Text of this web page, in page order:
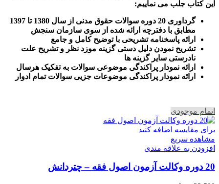
این کتاب جلب می نماییم:
گرداوری 20 دوره سوالات حقوق مدنی از سال 1380 تا 1397
مطابق با دفترچه ارائه شده از سوی سازمان سنجش
ارائه پاسخنامه تشریحی با توضیح کامل و جامع
تشریح نمودن دلیل دستی گزینه موزد نظر و تشریح علت
نادرستی سایر گزینه ها
ارائه نمودار پراکندگی موضوعی سوالات به تفکیک هرسال
رائه نمودار پراکندگی موضوعات جزیی سوالات تمام ادوار
اتمام موجودی
برای مقایسه اضافه کنید
مشاهده سریع
افزودن به علاقه مندی
20 دوره وکالت آزمون اصول فقه – چتردانش